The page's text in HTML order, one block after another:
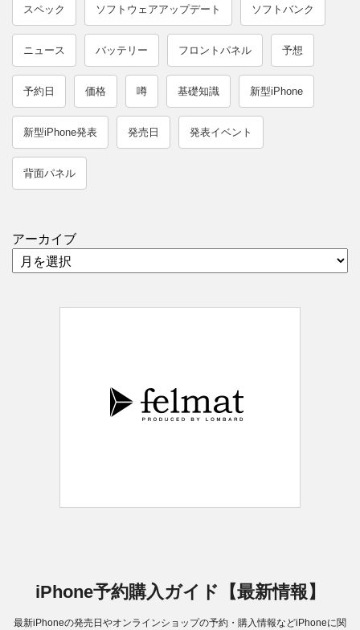
スペック ソフトウェアアップデート ソフトバンク
ニュース バッテリー フロントパネル 予想
予約日 価格 噂 基礎知識 新型iPhone
新型iPhone発表 発売日 発表イベント
背面パネル
アーカイブ
iPhone予約購入ガイド【最新情報】
最新iPhoneの発売日やオンラインショップの予約・購入情報などiPhoneに関